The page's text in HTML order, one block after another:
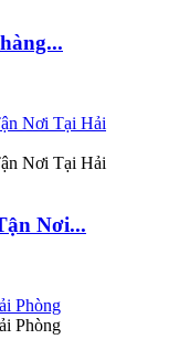
Nơi...